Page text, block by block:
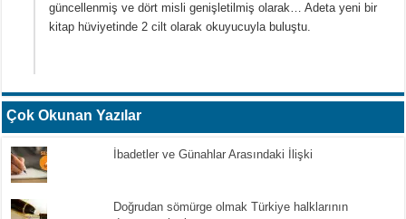
güncellenmiş ve dört misli genişletilmiş olarak… Adeta yeni bir
kitap hüviyetinde 2 cilt olarak okuyucuyla buluştu.
Çok Okunan Yazılar
İbadetler ve Günahlar Arasındaki İlişki
Doğrudan sömürge olmak Türkiye halklarının